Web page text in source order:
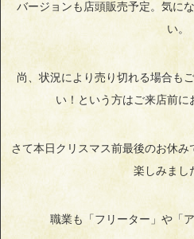
バージョンも店頭販売予定。気に
い。
尚、状況により売り切れる場合も
い！という方はご来店前に
さて本日クリスマス前最後のお休
楽しみまし
職業も「フリーター」や「